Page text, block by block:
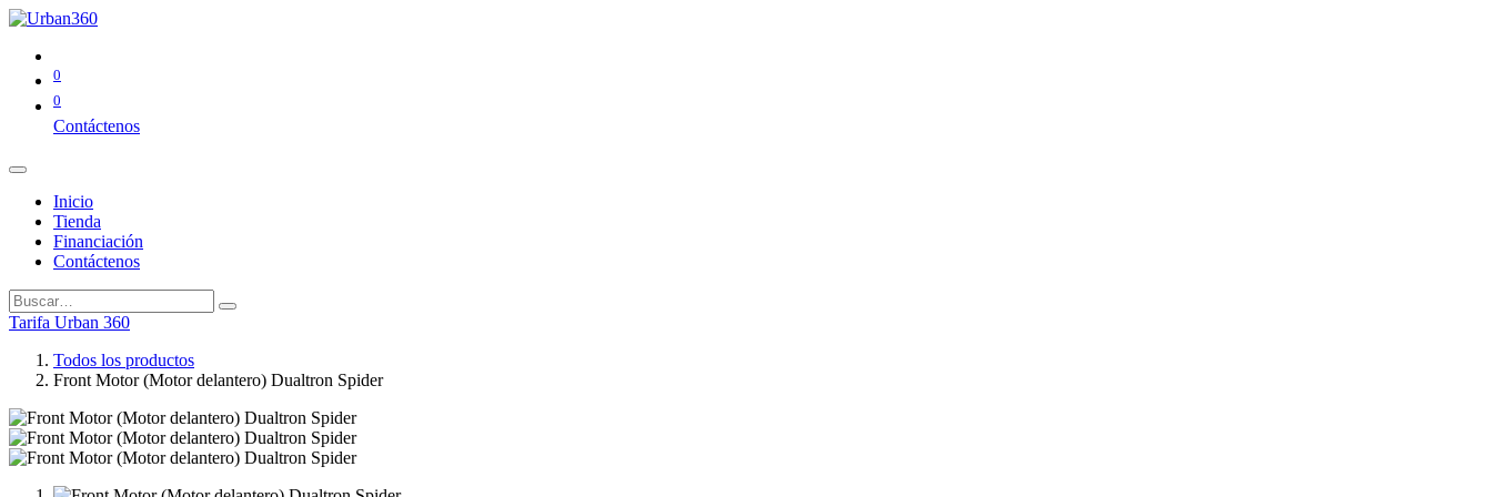
0
0
Contáctenos
Inicio
Tienda
Financiación
Contáctenos
Tarifa Urban 360
Todos los productos
Front Motor (Motor delantero) Dualtron Spider